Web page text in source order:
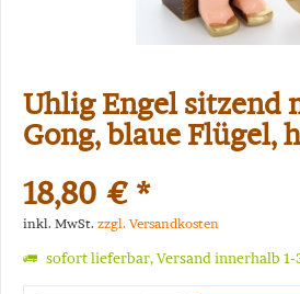
Uhlig Engel sitzend
Gong, blaue Flügel,
18,80 € *
inkl. MwSt. zzgl. Versandkosten
sofort lieferbar, Versand innerhalb 1-